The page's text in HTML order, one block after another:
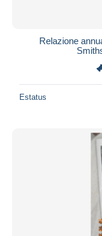
Relazione
Estatus